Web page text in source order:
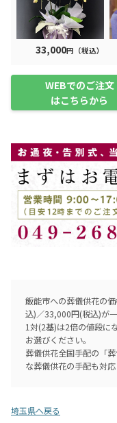
33,000円（税込）
WEBでのご注文
はこちらから
飯能市への葬儀供花の
込)／33,000円(税込)が一
1対(2基)は2倍の値段に
お選びください。
葬儀供花全国手配の「
な葬儀供花の手配も対応
埼玉県へ戻る